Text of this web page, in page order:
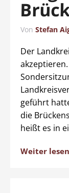
Von Stefan
Der
geführt
die
heißt es in
Weiter lesen